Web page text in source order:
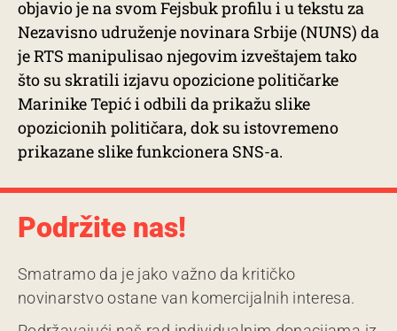
objavio je na svom Fejsbuk profilu i u tekstu za
Nezavisno udruženje novinara Srbije (NUNS) da
je RTS manipulisao njegovim izveštajem tako
što su skratili izjavu opozicione političarke
Marinike Tepić i odbili da prikažu slike
opozicionih političara, dok su istovremeno
prikazane slike funkcionera SNS-a.
Podržite nas!
Smatramo da je jako važno da kritičko
novinarstvo ostane van komercijalnih interesa.